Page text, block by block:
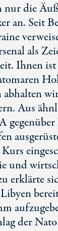
nur die
an. Seit
als
Ihnen ist
abhalten
Aus
und
erklärte
der